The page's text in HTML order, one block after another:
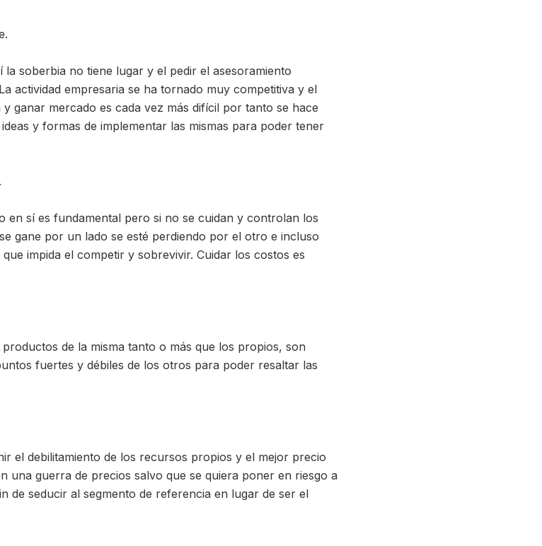
la soberbia no tiene lugar y el pedir el asesoramiento
actividad empresaria se ha tornado muy competitiva y el
ganar mercado es cada vez más difícil por tanto se hace
y formas de implementar las mismas para poder tener
en sí es fundamental pero si no se cuidan y controlan los
gane por un lado se esté perdiendo por el otro e incluso
impida el competir y sobrevivir. Cuidar los costos es
de la misma tanto o más que los propios, son
fuertes y débiles de los otros para poder resaltar las
el debilitamiento de los recursos propios y el mejor precio
una guerra de precios salvo que se quiera poner en riesgo a
de seducir al segmento de referencia en lugar de ser el